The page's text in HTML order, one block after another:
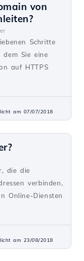
von
Schritte
Sie eine
auf HTTPS
am 07/07/2018
die die
verbinden,
Online-Diensten
am 23/08/2018